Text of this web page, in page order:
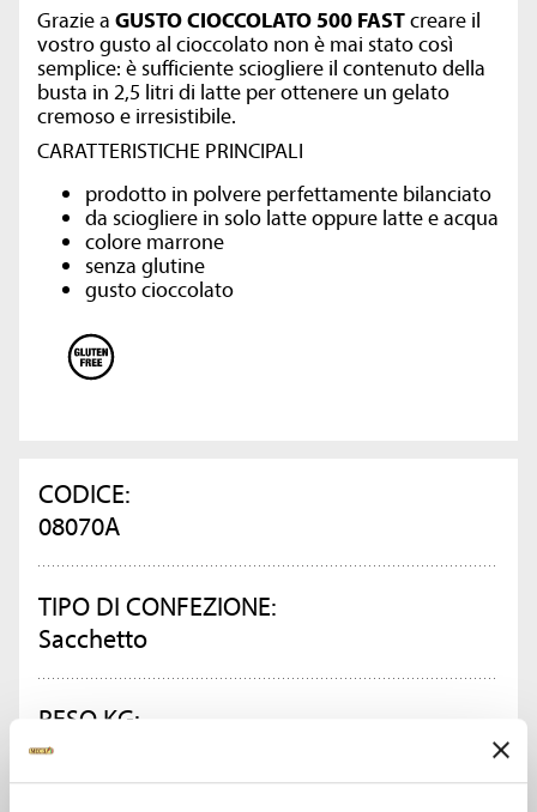
Grazie a GUSTO CIOCCOLATO 500 FASTcreare il
vostro gusto al cioccolato non è mai stato così
semplice: è sufficiente sciogliere il contenuto della
busta in 2,5 litri di latte per ottenere un gelato
cremoso e irresistibile.
CARATTERISTICHE PRINCIPALI
prodotto in polvere perfettamente bilanciato
da sciogliere in solo latte oppure latte e acqua
colore marrone
senza glutine
gusto cioccolato
CODICE:
08070A
TIPO DI CONFEZIONE:
Sacchetto
PESO KG:
1.25